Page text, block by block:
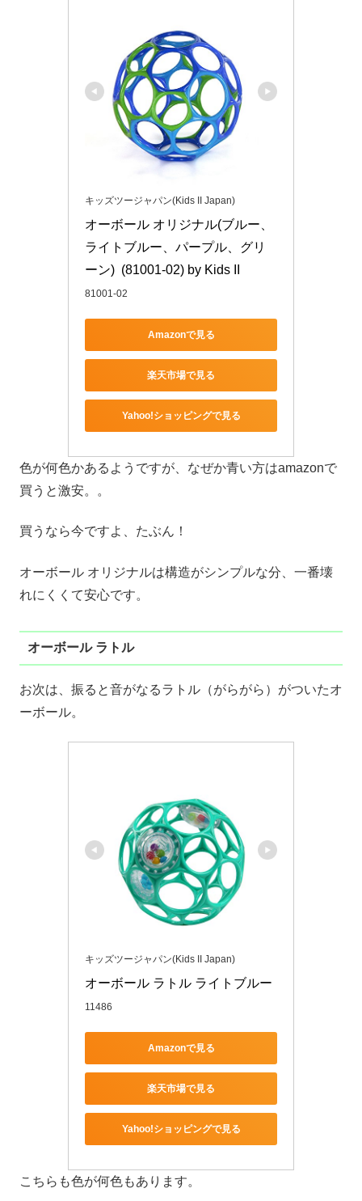
キッズツージャパン(Kids II Japan)
オーボール オリジナル(ブルー、
ライトブルー、パープル、グリ
ーン)  (81001-02) by Kids II
81001-02
Amazonで見る
楽天市場で見る
Yahoo!ショッピングで見る
色が何色かあるようですが、なぜか青い方はamazonで
買うと激安。。
買うなら今ですよ、たぶん！
オーボール オリジナルは構造がシンプルな分、一番壊
れにくくて安心です。
オーボール ラトル
お次は、振ると音がなるラトル（がらがら）がついたオ
ーボール。
キッズツージャパン(Kids II Japan)
オーボール ラトル ライトブルー
11486
Amazonで見る
楽天市場で見る
Yahoo!ショッピングで見る
こちらも色が何色もあります。